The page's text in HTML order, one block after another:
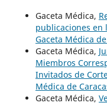
Gaceta Médica,
publicaciones en
Gaceta Médica
Gaceta Médica,
Miembros
Invitados de
Médica de
Gaceta Médica,